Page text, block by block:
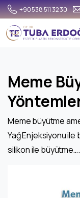
+90 538 511 32 30
Meme
Meme büyütme
Yağ Enjeksiyonu
silikon ile büyütme….